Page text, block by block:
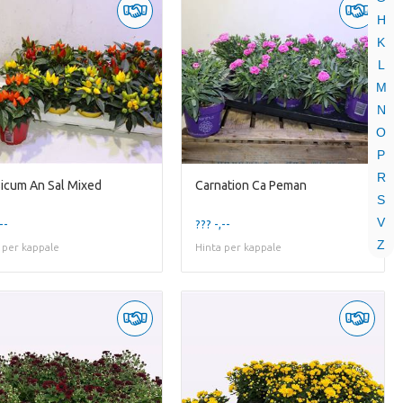
H
K
L
M
N
O
P
R
S
V
Z
An Sal Mixed
kappale
Carnation Ca Peman
??? -,--
Hinta per kappale